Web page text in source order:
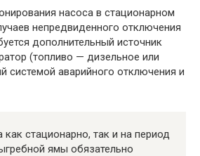
насоса в стационарном
непредвиденного отключения
дополнительный источник
(топливо — дизельное или
системой аварийного отключения и
стационарно, так и на период
ямы обязательно